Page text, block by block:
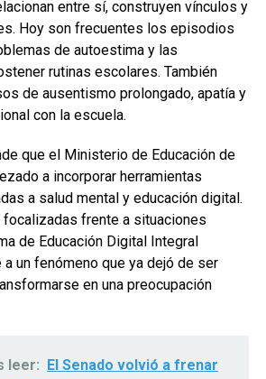
entre sí, construyen vínculos y
Hoy son frecuentes los episodios
de autoestima y las
rutinas escolares. También
de ausentismo prolongado, apatía y
con la escuela.
que el Ministerio de Educación de
a incorporar herramientas
a salud mental y educación digital.
frente a situaciones
de Educación Digital Integral
a un fenómeno que ya dejó de ser
en una preocupación
leer: El Senado volvió a frenar